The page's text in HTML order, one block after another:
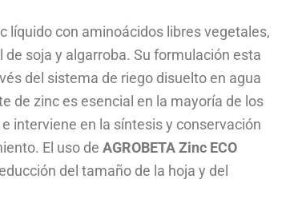
líquido con aminoácidos libres vegetales,
soja y algarroba. Su formulación esta
del sistema de riego disuelto en agua
de zinc es esencial en la mayoría de los
interviene en la síntesis y conservación
El uso de AGROBETA Zinc ECO
del tamaño de la hoja y del